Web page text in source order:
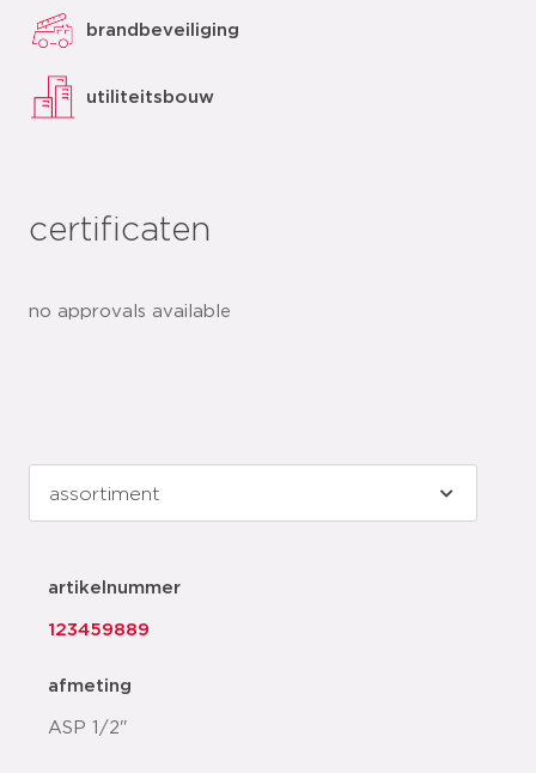
brandbeveiliging
utiliteitsbouw
certificaten
no approvals available
artikelnummer
123459889
afmeting
ASP 1/2"